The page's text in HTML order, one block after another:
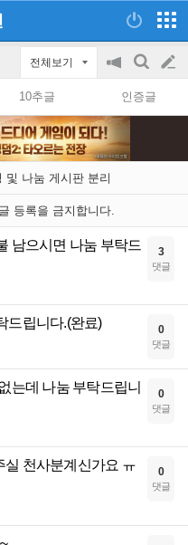
전체보기
공
on/off
검
색
글
쓰
10추글 인증글
및 나눔 게시판 분리
등록을 금지합니다.
남으시면 나눔 부탁드
3
댓글
드립니다.(완료) 0
댓글
는데 나눔 부탁드립니
0
댓글
실 천사분계신가요 ㅠ
0
댓글